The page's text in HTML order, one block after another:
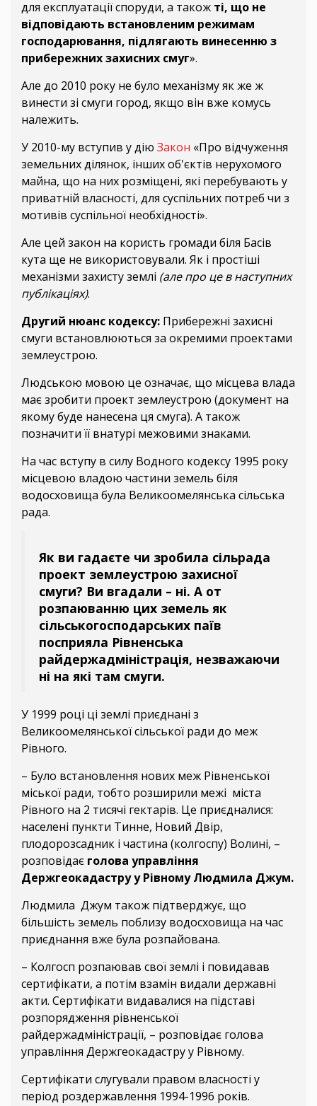
для експлуатації споруди, а також ті, що не
відповідають встановленим режимам
господарювання, підлягають винесенню з
прибережних захисних смуг».
Але до 2010 року не було механізму як же ж
винести зі смуги город, якщо він вже комусь
належить.
У 2010-му вступив у дію Закон «Про відчуження
земельних ділянок, інших об'єктів нерухомого
майна, що на них розміщені, які перебувають у
приватній власності, для суспільних потреб чи з
мотивів суспільної необхідності».
Але цей закон на користь громади біля Басів
кута ще не використовували. Як і простіші
механізми захисту землі (але про це в наступних
публікаціях).
Другий нюанс кодексу: Прибережні захисні
смуги встановлюються за окремими проектами
землеустрою.
Людською мовою це означає, що місцева влада
має зробити проект землеустрою (документ на
якому буде нанесена ця смуга). А також
позначити її внатурі межовими знаками.
На час вступу в силу Водного кодексу 1995 року
місцевою владою частини земель біля
водосховища була Великоомелянська сільська
рада.
Як ви гадаєте чи зробила сільрада
проект землеустрою захисної
смуги? Ви вгадали – ні. А от
розпаюванню цих земель як
сільськогосподарських паїв
посприяла Рівненська
райдержадміністрація, незважаючи
ні на які там смуги.
У 1999 році ці землі приєднані з
Великоомелянської сільської ради до меж
Рівного.
– Було встановлення нових меж Рівненської
міської ради, тобто розширили межі міста
Рівного на 2 тисячі гектарів. Це приєдналися:
населені пункти Тинне, Новий Двір,
плодорозсадник і частина (колгоспу) Волині, –
розповідає голова управління
Держгеокадастру у Рівному Людмила Джум.
Людмила Джум також підтверджує, що
більшість земель поблизу водосховища на час
приєднання вже була розпайована.
– Колгосп розпаював свої землі і повидавав
сертифікати, а потім взамін видали державні
акти. Сертифікати видавалися на підставі
розпорядження рівненської
райдержадміністрації, – розповідає голова
управління Держгеокадастру у Рівному.
Сертифікати слугували правом власності у
період роздержавлення 1994-1996 років.